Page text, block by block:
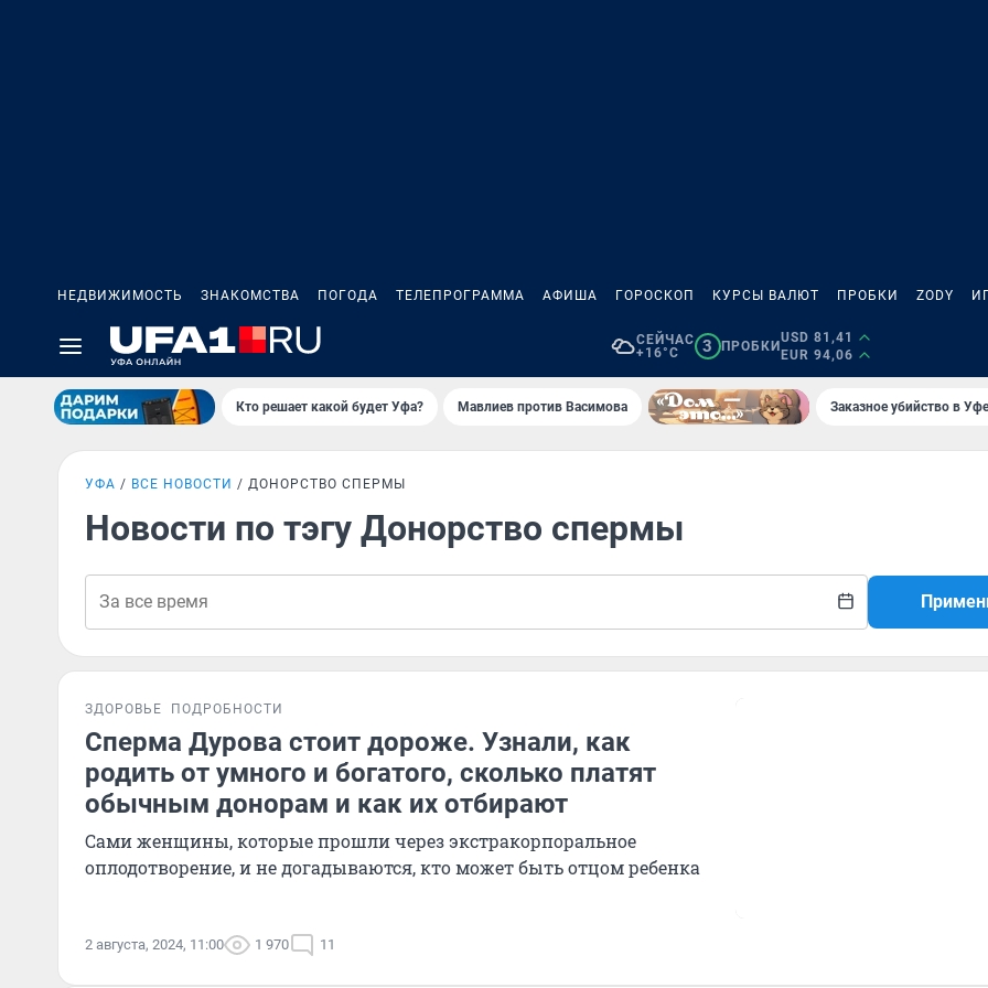
НЕДВИЖИМОСТЬ ЗНАКОМСТВА ПОГОДА ТЕЛЕПРОГРАММА АФИША ГОРОСКОП КУРСЫ ВАЛЮТ ПРОБКИ ZODY
СЕЙЧАС
+16°C
3 ПРОБКИ
USD 81,41
EUR 94,06
Кто решает какой будет Уфа? Мавлиев против Васимова Заказное убийство в
УФА ВСЕ НОВОСТИ ДОНОРСТВО СПЕРМЫ
Новости по тэгу Донорство спермы
ЗДОРОВЬЕ ПОДРОБНОСТИ
Сперма Дурова стоит дороже. Узнали, как
родить от умного и богатого, сколько платят
обычным донорам и как их отбирают
Сами женщины, которые прошли через экстракорпоральное
оплодотворение, и не догадываются, кто может быть отцом ребенка
2 августа, 2024, 11:00 1 970 11